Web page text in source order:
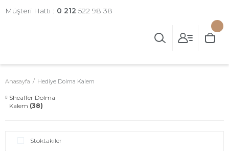
Müşteri Hattı : 0 212 522 98 38
Anasayfa Hediye Dolma Kalem
Sheaffer Dolma
Kalem (38)
Stoktakiler